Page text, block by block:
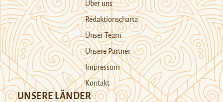
Über uns
Redaktionscharta
Unser Team
Unsere Partner
Impressum
Kontakt
UNSERE LÄNDER